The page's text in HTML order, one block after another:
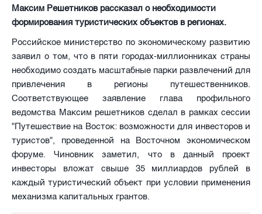
Максим Решетников рассказал о необходимости
формирования туристических объектов в регионах.
Российское министерство по экономическому развитию
заявил о том, что в пяти городах-миллионниках страны
необходимо создать масштабные парки развлечений для
привлечения в регионы путешественников.
Соответствующее заявление глава профильного
ведомства Максим решетников сделал в рамках сессии
"Путешествие на Восток: возможности для инвесторов и
туристов", проведенной на Восточном экономическом
форуме. Чиновник заметил, что в данный проект
инвесторы вложат свыше 35 миллиардов рублей в
каждый туристический объект при условии применения
механизма капитальных грантов.